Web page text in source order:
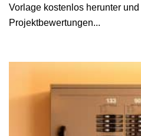
Vorlage kostenlos herunter
Projektbewertungen...